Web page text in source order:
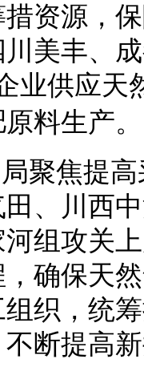
资源，
川美丰、
业供应天
料生产。
聚焦提
、川西
组攻关
确保天
织，统
断提高